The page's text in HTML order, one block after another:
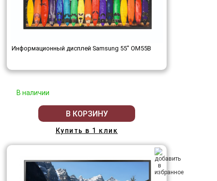
Информационный дисплей Samsung 55" OM55B
В наличии
В КОРЗИНУ
Купить в 1 клик